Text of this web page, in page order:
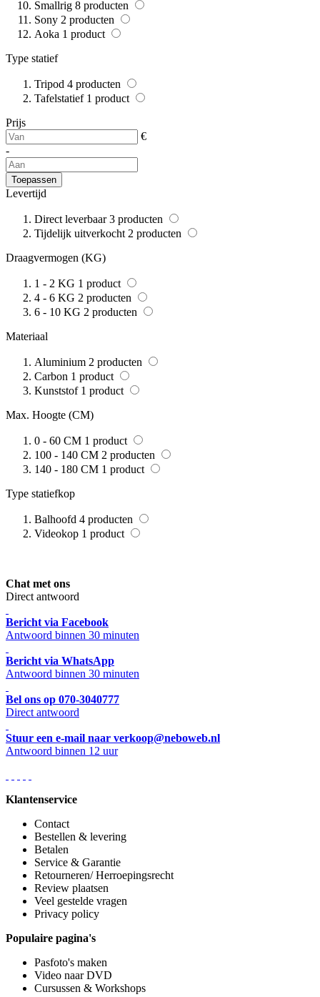
Smallrig 8 producten
Sony 2 producten
Aoka 1 product
Type statief
Tripod 4 producten
Tafelstatief 1 product
Prijs
€
-
Toepassen
Levertijd
Direct leverbaar 3 producten
Tijdelijk uitverkocht 2 producten
Draagvermogen (KG)
1 - 2 KG 1 product
4 - 6 KG 2 producten
6 - 10 KG 2 producten
Materiaal
Aluminium 2 producten
Carbon 1 product
Kunststof 1 product
Max. Hoogte (CM)
0 - 60 CM 1 product
100 - 140 CM 2 producten
140 - 180 CM 1 product
Type statiefkop
Balhoofd 4 producten
Videokop 1 product
Chat met ons
Direct antwoord
Bericht via Facebook
Antwoord binnen 30 minuten
Bericht via WhatsApp
Antwoord binnen 30 minuten
Bel ons op 070-3040777
Direct antwoord
Stuur een e-mail naar verkoop@neboweb.nl
Antwoord binnen 12 uur
Klantenservice
Contact
Bestellen & levering
Betalen
Service & Garantie
Retourneren/ Herroepingsrecht
Review plaatsen
Veel gestelde vragen
Privacy policy
Populaire pagina's
Pasfoto's maken
Video naar DVD
Cursussen & Workshops